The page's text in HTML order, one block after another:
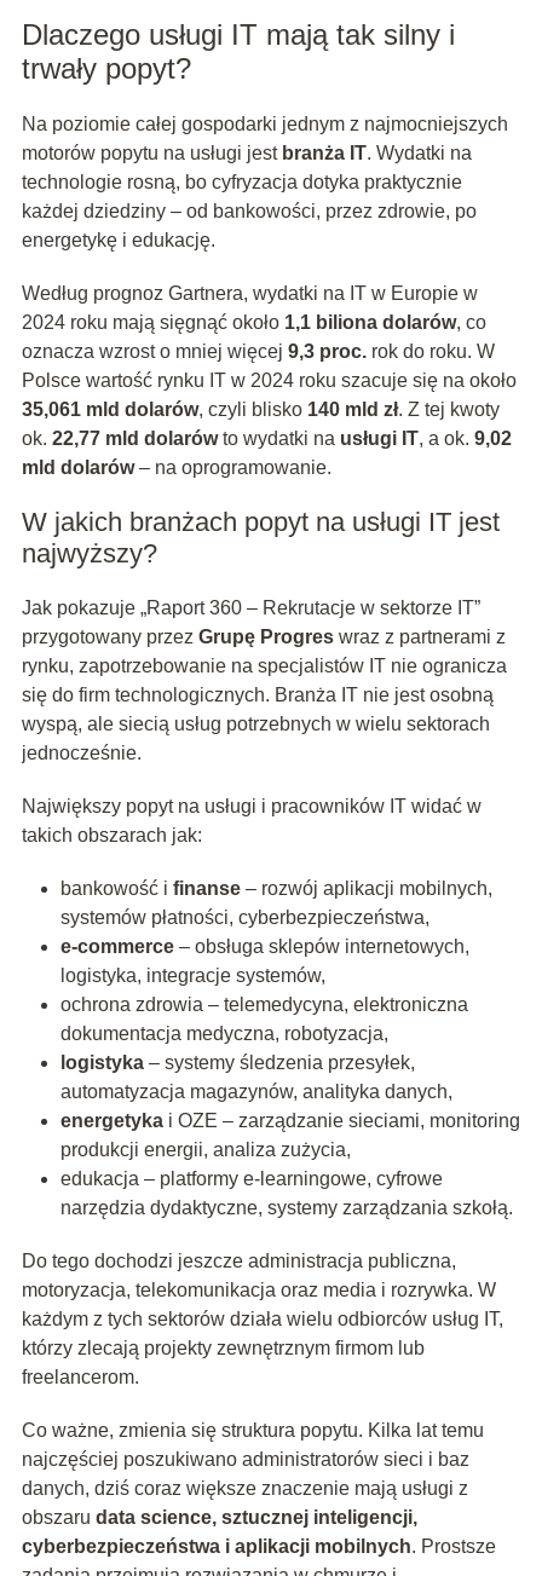
Dlaczego usługi IT mają tak silny i
trwały popyt?
Na poziomie całej gospodarki jednym z najmocniejszych
motorów popytu na usługi jest branża IT. Wydatki na
technologie rosną, bo cyfryzacja dotyka praktycznie
każdej dziedziny – od bankowości, przez zdrowie, po
energetykę i edukację.
Według prognoz Gartnera, wydatki na IT w Europie w
2024 roku mają sięgnąć około 1,1 biliona dolarów, co
oznacza wzrost o mniej więcej 9,3 proc.rok do roku. W
Polsce wartość rynku IT w 2024 roku szacuje się na około
35,061 mld dolarów, czyli blisko 140 mld zł. Z tej kwoty
ok. 22,77 mld dolarówto wydatki na usługi IT, a ok. 9,02
mld dolarów– na oprogramowanie.
W jakich branżach popyt na usługi IT jest
najwyższy?
Jak pokazuje „Raport 360 – Rekrutacje w sektorze IT”
przygotowany przez Grupę Progreswraz z partnerami z
rynku, zapotrzebowanie na specjalistów IT nie ogranicza
się do firm technologicznych. Branża IT nie jest osobną
wyspą, ale siecią usług potrzebnych w wielu sektorach
jednocześnie.
Największy popyt na usługi i pracowników IT widać w
takich obszarach jak:
bankowość i finanse– rozwój aplikacji mobilnych,
systemów płatności, cyberbezpieczeństwa,
e-commerce– obsługa sklepów internetowych,
logistyka, integracje systemów,
ochrona zdrowia – telemedycyna, elektroniczna
dokumentacja medyczna, robotyzacja,
logistyka– systemy śledzenia przesyłek,
automatyzacja magazynów, analityka danych,
energetykai OZE – zarządzanie sieciami, monitoring
produkcji energii, analiza zużycia,
edukacja – platformy e-learningowe, cyfrowe
narzędzia dydaktyczne, systemy zarządzania szkołą.
Do tego dochodzi jeszcze administracja publiczna,
motoryzacja, telekomunikacja oraz media i rozrywka. W
każdym z tych sektorów działa wielu odbiorców usług IT,
którzy zlecają projekty zewnętrznym firmom lub
freelancerom.
Co ważne, zmienia się struktura popytu. Kilka lat temu
najczęściej poszukiwano administratorów sieci i baz
danych, dziś coraz większe znaczenie mają usługi z
obszaru data science, sztucznej inteligencji,
cyberbezpieczeństwa i aplikacji mobilnych. Prostsze